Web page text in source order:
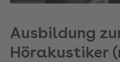
Ausbildung
Hörakustiker